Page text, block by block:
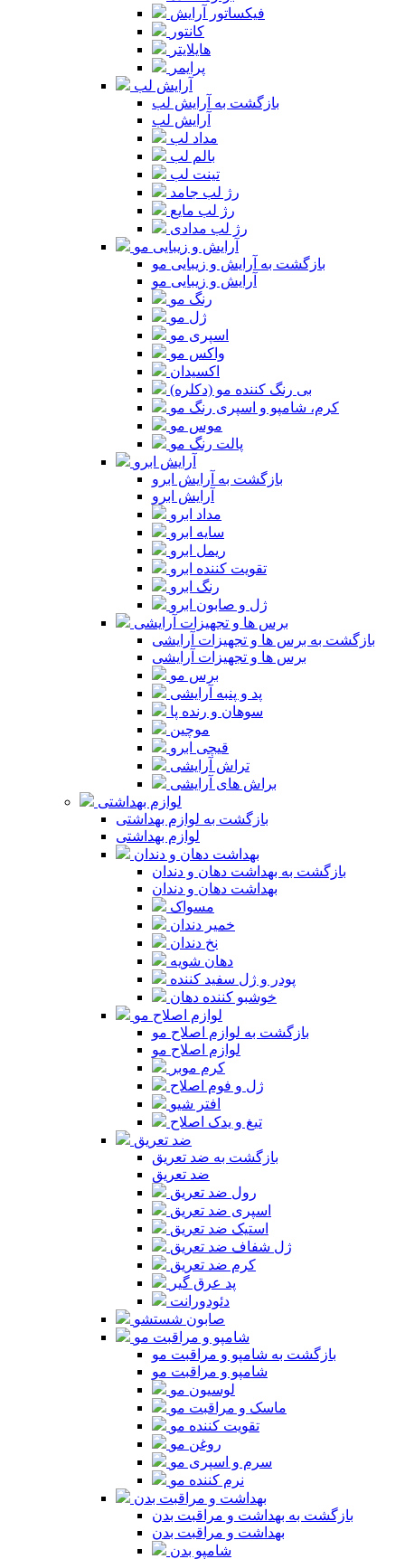
فیکساتور آرایش
کانتور
هایلایتر
پرایمر
آرایش لب
بازگشت به آرایش لب
آرایش لب
مداد لب
بالم لب
تینت لب
رژ لب جامد
رژ لب مایع
رژ لب مدادی
آرایش و زیبایی مو
بازگشت به آرایش و زیبایی مو
آرایش و زیبایی مو
رنگ مو
ژل مو
اسپری مو
واکس مو
اکسیدان
بی رنگ کننده مو (دکلره)
کرم، شامپو و اسپری رنگ مو
موس مو
پالت رنگ مو
آرایش ابرو
بازگشت به آرایش ابرو
آرایش ابرو
مداد ابرو
سایه ابرو
ریمل ابرو
تقویت کننده ابرو
رنگ ابرو
ژل و صابون ابرو
برس ها و تجهیزات آرایشی
بازگشت به برس ها و تجهیزات آرایشی
برس ها و تجهیزات آرایشی
برس مو
پد و پنبه آرایشی
سوهان و رنده پا
موچین
قیچی ابرو
تراش آرایشی
براش های آرایشی
لوازم بهداشتی
بازگشت به لوازم بهداشتی
لوازم بهداشتی
بهداشت دهان و دندان
بازگشت به بهداشت دهان و دندان
بهداشت دهان و دندان
مسواک
خمیر دندان
نخ دندان
دهان شویه
پودر و ژل سفید کننده
خوشبو کننده دهان
لوازم اصلاح مو
بازگشت به لوازم اصلاح مو
لوازم اصلاح مو
کرم موبر
ژل و فوم اصلاح
افتر شیو
تیغ و یدک اصلاح
ضد تعریق
بازگشت به ضد تعریق
ضد تعریق
رول ضد تعریق
اسپری ضد تعریق
استیک ضد تعریق
ژل شفاف ضد تعریق
کرم ضد تعریق
پد عرق گیر
دئودورانت
صابون شستشو
شامپو و مراقبت مو
بازگشت به شامپو و مراقبت مو
شامپو و مراقبت مو
لوسیون مو
ماسک و مراقبت مو
تقویت کننده مو
روغن مو
سرم و اسپری مو
نرم کننده مو
بهداشت و مراقبت بدن
بازگشت به بهداشت و مراقبت بدن
بهداشت و مراقبت بدن
شامپو بدن